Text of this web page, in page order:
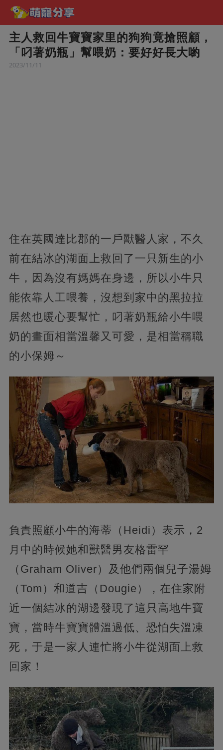
主人救回牛寶寶家里的狗狗竟搶照顧，
「叼著奶瓶」幫喂奶：要好好長大喲
2023/11/11
住在英國達比郡的一戶獸醫人家，不久
前在結冰的湖面上救回了一只新生的小
牛，因為沒有媽媽在身邊，所以小牛只
能依靠人工喂養，沒想到家中的黑拉拉
居然也暖心要幫忙，叼著奶瓶給小牛喂
奶的畫面相當溫馨又可愛，是相當稱職
的小保姆～
負責照顧小牛的海蒂（Heidi）表示，2
月中的時候她和獸醫男友格雷罕
（Graham Oliver）及他們兩個兒子湯姆
（Tom）和道吉（Dougie），在住家附
近一個結冰的湖邊發現了這只高地牛寶
寶，當時牛寶寶體溫過低、恐怕失溫凍
死，于是一家人連忙將小牛從湖面上救
回家！